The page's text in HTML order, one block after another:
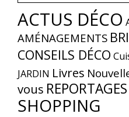
ACTUS DÉCO
AMÉNAGEMENTS
CONSEILS DÉCO
JARDIN Livres
vous REPORTAGES
SHOPPING